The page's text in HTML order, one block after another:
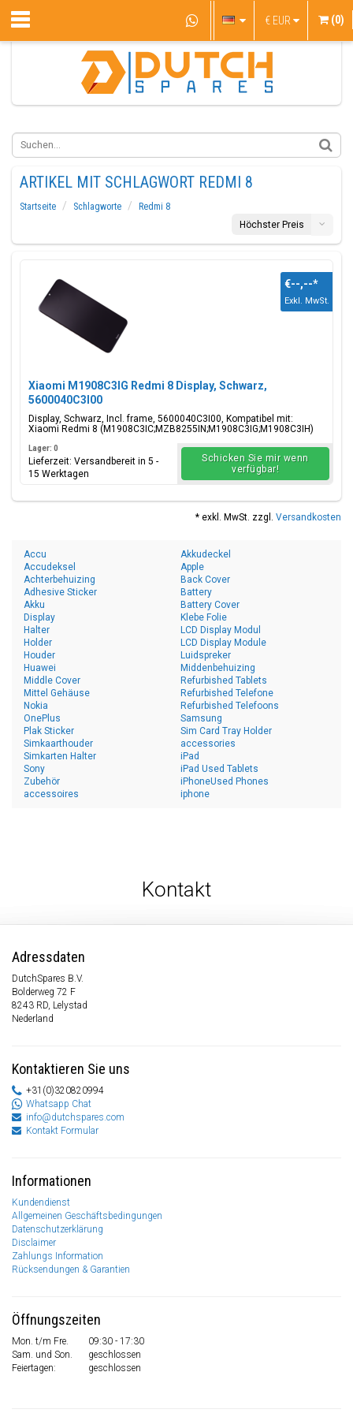
€ EUR (0)
ARTIKEL MIT SCHLAGWORT REDMI 8
Startseite Schlagworte
Redmi 8
Höchster Preis
Xiaomi M1908C3IG Redmi 8 Display, Schwarz,
5600040C3I00
Display, Schwarz, Incl. frame, 5600040C3I00, Kompatibel mit:
Xiaomi Redmi 8 (M1908C3IC;MZB8255IN;M1908C3IG;M1908C3IH)
€--,--*
Exkl. MwSt.
Lager: 0
Lieferzeit: Versandbereit in 5 -
15 Werktagen
Schicken Sie mir wenn
verfügbar!
* exkl. MwSt. zzgl. Versandkosten
Accu
Accudeksel
Achterbehuizing
Adhesive Sticker
Akku
Akkudeckel
Apple
Back Cover
Battery
Battery Cover
Display
Halter
Holder
Houder
Huawei
Klebe Folie
LCD Display Modul
LCD Display Module
Luidspreker
Middenbehuizing
Middle Cover
Mittel Gehäuse
Nokia
OnePlus
Plak Sticker
Refurbished Tablets
Refurbished Telefone
Refurbished Telefoons
Samsung
Sim Card Tray Holder
Simkaarthouder
Simkarten Halter
Sony
Zubehör
accessoires
accessories
iPad
iPad Used Tablets
iPhoneUsed Phones
iphone
Kontakt
Adressdaten
DutchSpares B.V.
Bolderweg 72 F
8243 RD, Lelystad
Nederland
Kontaktieren Sie uns
+31(0)320820994
Whatsapp Chat
info@dutchspares.com
Kontakt Formular
Informationen
Kundendienst
Allgemeinen Geschäftsbedingungen
Datenschutzerklärung
Disclaimer
Zahlungs Information
Rücksendungen & Garantien
Öffnungszeiten
Mon. t/m Fre.
09:30 - 17:30
Sam. und Son.
geschlossen
Feiertagen:
geschlossen